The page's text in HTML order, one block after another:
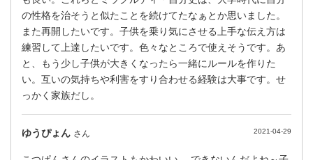
の性格を治そうと似たことを続けてたなぁとか思いました。
また再開したいです。子供を乗り気にさせる上手な伝え方は
練習して上達したいです。色々なところで使えそうです。あ
と、もう少し子供が大きくなったら一緒にルールを作りた
い。互いの気持ちや利害をすり合わせる経験は大事です。せ
っかく家族だし。
ゆうぴょん さん 2021-04-29